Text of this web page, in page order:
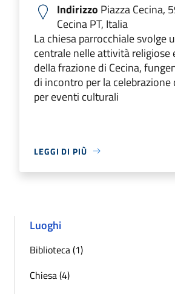
Indirizzo Piazza Cecina,
Cecina PT, Italia
La chiesa parrocchiale svolge
centrale nelle attività religiose
della frazione di Cecina,
di incontro per la celebrazione
per eventi culturali
LEGGI DI PIÙ
Luoghi
Biblioteca (1)
Chiesa (4)